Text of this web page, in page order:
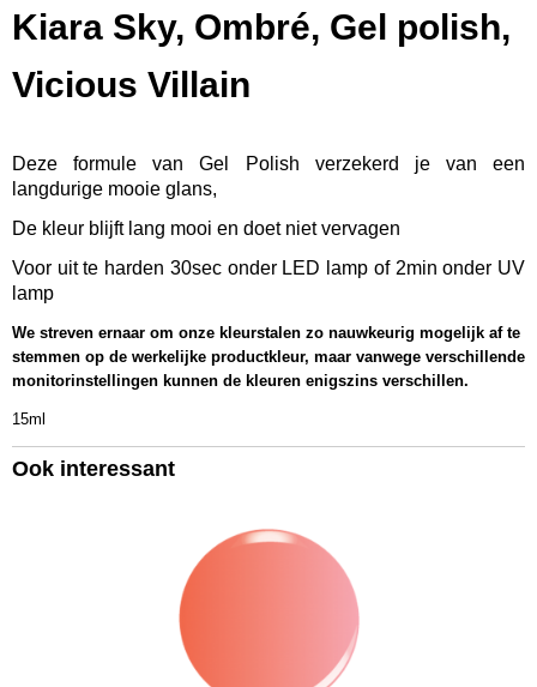
EAN code
637390558196
G821
Afmetingen (l,b,h)
9 x 3,50 x 3,50 cm
Kiara Sky, Ombré, Gel polish,
Vicious Villain
Deze formule van Gel Polish verzekerd je van een
langdurige mooie glans,
De kleur blijft lang mooi en doet niet vervagen
Voor uit te harden 30sec onder LED lamp of 2min onder UV
lamp
We streven ernaar om onze kleurstalen zo nauwkeurig mogelijk af te
stemmen op de werkelijke productkleur, maar vanwege verschillende
monitorinstellingen kunnen de kleuren enigszins verschillen.
15ml
Ook interessant